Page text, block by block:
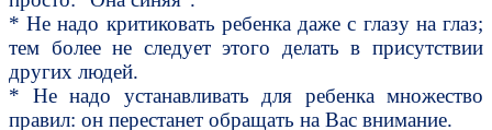
* Не надо критиковать ребенка даже с глазу на глаз;
тем более не следует этого делать в присутствии
других людей.
* Не надо устанавливать для ребенка множество
правил: он перестанет обращать на Вас внимание.